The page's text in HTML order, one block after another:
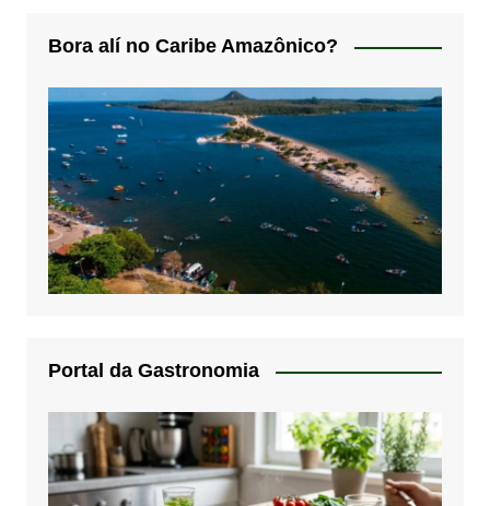
Bora alí no Caribe Amazônico?
Portal da Gastronomia